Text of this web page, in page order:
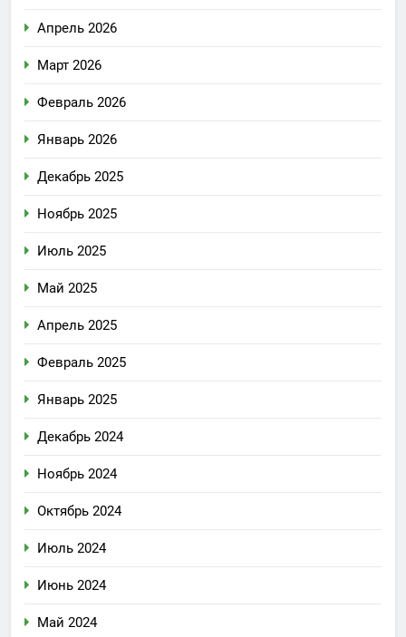
Апрель 2026
Март 2026
Февраль 2026
Январь 2026
Декабрь 2025
Ноябрь 2025
Июль 2025
Май 2025
Апрель 2025
Февраль 2025
Январь 2025
Декабрь 2024
Ноябрь 2024
Октябрь 2024
Июль 2024
Июнь 2024
Май 2024